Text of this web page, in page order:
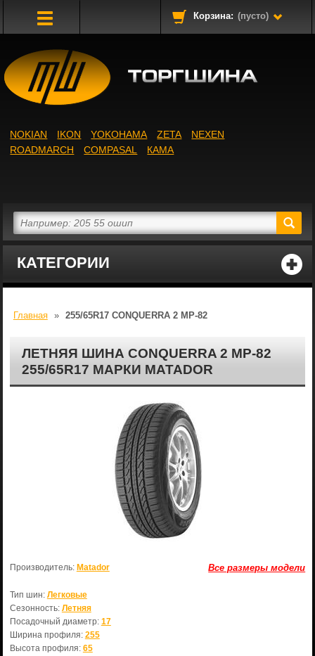
Корзина: (пусто)
КАТЕГОРИИ
NOKIAN IKON YOKOHAMA ZETA
NEXEN
ROADMARCH
COMPASAL КАМА
Главная » 255/65R17 CONQUERRA 2 МР-82
ЛЕТНЯЯ ШИНА CONQUERRA 2 МР-82
255/65R17 МАРКИ MATADOR
Все размеры модели
Производитель: Matador
Тип шин: Легковые
Сезонность: Летняя
Посадочный диаметр: 17
Ширина профиля: 255
Высота профиля: 65